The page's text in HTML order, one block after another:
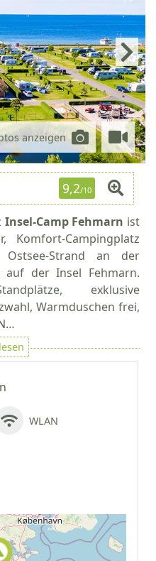
WLAN
anzeigen
9,2/10
Insel-Camp Fehmarn ist
Komfort-Campingplatz
Strand an der
auf der Insel Fehmarn.
exklusive
Warmduschen frei,